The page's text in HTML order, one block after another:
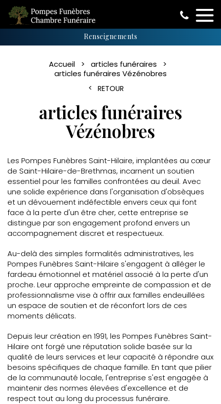
Renseignements
Accueil
articles funéraires
articles funéraires Vézénobres
RETOUR
articles funéraires
Vézénobres
Les Pompes Funèbres Saint-Hilaire, implantées au cœur
de Saint-Hilaire-de-Brethmas, incarnent un soutien
essentiel pour les familles confrontées au deuil. Avec
une solide expérience dans l'organisation d'obsèques
et un dévouement indéfectible envers ceux qui font
face à la perte d'un être cher, cette entreprise se
distingue par son engagement profond envers un
accompagnement discret et respectueux.
Au-delà des simples formalités administratives, les
Pompes Funèbres Saint-Hilaire s'engagent à alléger le
fardeau émotionnel et matériel associé à la perte d'un
proche. Leur approche empreinte de compassion et de
professionnalisme vise à offrir aux familles endeuillées
un espace de soutien et de réconfort lors de ces
moments délicats.
Depuis leur création en 1991, les Pompes Funèbres Saint-
Hilaire ont forgé une réputation solide basée sur la
qualité de leurs services et leur capacité à répondre aux
besoins spécifiques de chaque famille. En tant que pilier
de la communauté locale, l'entreprise s'est engagée à
maintenir des normes élevées d'excellence et de
respect tout au long du processus funéraire.